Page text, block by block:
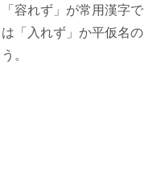
容れず」が常用漢字で
「入れず」か平仮名の
。